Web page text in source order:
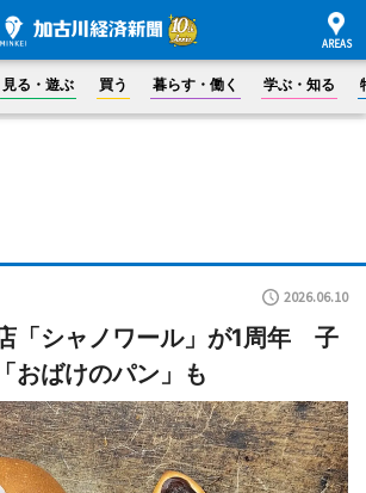
見る・遊ぶ 買う 暮らす・働く 学ぶ・知る
2026.06.10
「シャノワール」が1周年 子
おばけのパン」も